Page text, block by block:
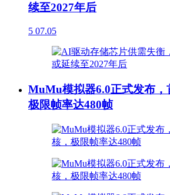
续至2027年后
5 07.05
MuMu模拟器6.0正式发布，
极限帧率达480帧